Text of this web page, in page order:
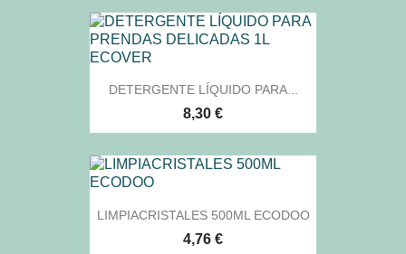
DETERGENTE LÍQUIDO PARA...
8,30 €
LIMPIACRISTALES 500ML ECODOO
4,76 €